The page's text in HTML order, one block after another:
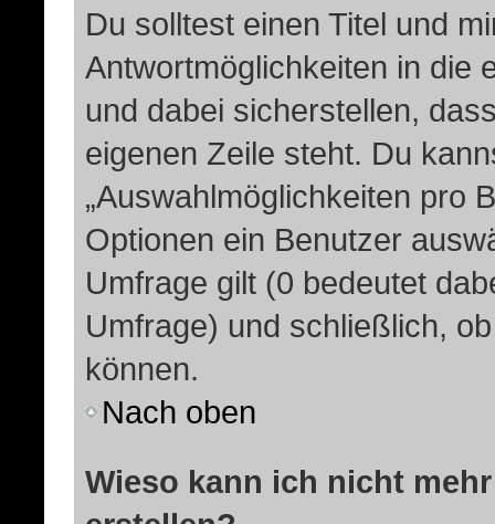
Du solltest einen Titel und
Antwortmöglichkeiten in die
und dabei sicherstellen,
eigenen Zeile steht. Du
„Auswahlmöglichkeiten pro
Optionen ein Benutzer
Umfrage gilt (0 bedeutet
Umfrage) und schließlich,
können.
Nach oben
Wieso kann ich nicht